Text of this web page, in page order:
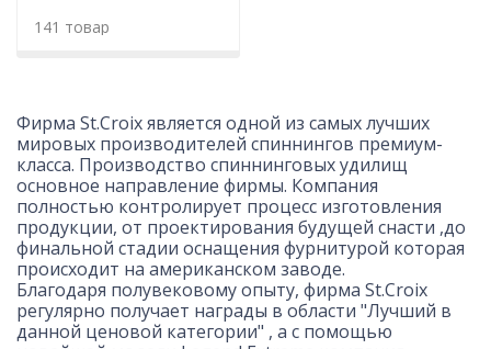
141 товар
Фирма St.Croix является одной из самых лучших
мировых производителей спиннингов премиум-
класса. Производство спиннинговых удилищ
основное направление фирмы. Компания
полностью контролирует процесс изготовления
продукции, от проектирования будущей снасти ,до
финальной стадии оснащения фурнитурой которая
происходит на американском заводе.
Благодаря полувековому опыту, фирма St.Croix
регулярно получает награды в области "Лучший в
данной ценовой категории" , а с помощью